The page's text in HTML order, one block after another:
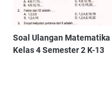
Soal Ulangan Matematika
Kelas 4 Semester 2 K-13